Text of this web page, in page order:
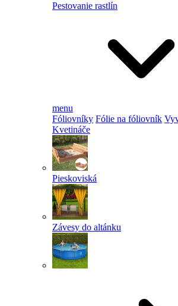
Pestovanie rastlín
menu
Fóliovníky Fólie na fóliovník
Kvetináče
Pieskoviská
Závesy do altánku